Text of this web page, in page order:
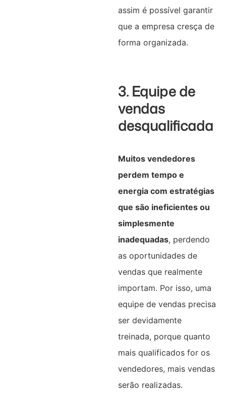
assim é possível garantir
que a empresa cresça de
forma organizada.
3. Equipe de
vendas
desqualificada
Muitos vendedores
perdem tempo e
energia com estratégias
que são ineficientes ou
simplesmente
inadequadas, perdendo
as oportunidades de
vendas que realmente
importam. Por isso, uma
equipe de vendas precisa
ser devidamente
treinada, porque quanto
mais qualificados for os
vendedores, mais vendas
serão realizadas.